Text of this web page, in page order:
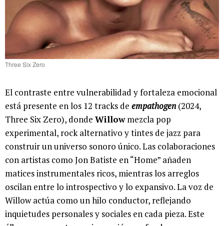
Three Six Zero
El contraste entre vulnerabilidad y fortaleza emocional
está presente en los 12 tracks de empathogen (2024,
Three Six Zero), donde Willowmezcla pop
experimental, rock alternativo y tintes de jazz para
construir un universo sonoro único. Las colaboraciones
con artistas como Jon Batiste en “Home” añaden
matices instrumentales ricos, mientras los arreglos
oscilan entre lo introspectivo y lo expansivo. La voz de
Willow actúa como un hilo conductor, reflejando
inquietudes personales y sociales en cada pieza. Este